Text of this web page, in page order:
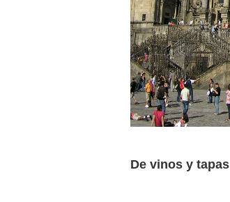
De vinos y tapas